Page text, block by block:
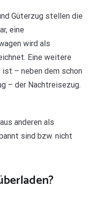
Güterzug stellen die
eine
wird als
Eine weitere
– neben dem schon
– der Nachtreisezug.
anderen als
sind bzw. nicht